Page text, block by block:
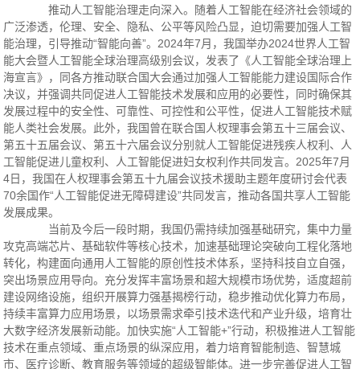
推动人工智能治理走向深入。随着人工智能在经济社会领域的
广泛渗透，伦理、安全、隐私、公平等风险凸显，迫切需要加强人工智
能治理，引导推动“智能向善”。2024年7月，我国举办2024世界人工智
能大会暨人工智能全球治理高级别会议，发表了《人工智能全球治理上
海宣言》，同各方推动联合国大会通过加强人工智能能力建设国际合作
决议，并强调共同促进人工智能技术发展和应用的必要性，同时确保其
发展过程中的安全性、可靠性、可控性和公平性，促进人工智能技术赋
能人类社会发展。此外，我国曾在联合国人权理事会第五十三届会议、
第五十五届会议、第五十六届会议分别就人工智能促进残疾人权利、人
工智能促进儿童权利、人工智能促进妇女权利作共同发言。2025年7月
4日，我国在人权理事会第五十九届会议技术援助主题年度研讨会代表
70余国作“人工智能促进无障碍建设”共同发言，推动各国共享人工智能
发展成果。
当前及今后一段时期，我国仍需持续加强基础研究，集中力量
攻克高端芯片、基础软件等核心技术，加速基础理论突破向工程化落地
转化，构建面向通用人工智能的原创性技术体系，坚持科技自立自强，
突出场景应用导向。充分发挥丰富场景和超大规模市场优势，适度超前
建设网络设施，组织开展算力强基揭榜行动，稳步推动优化算力布局，
持续丰富算力应用场景，以场景需求牵引技术迭代和产业升级，培育壮
大数字经济发展新动能。加快实施“人工智能+”行动，积极推进人工智能
技术在重点领域、重点场景的纵深应用，着力培育智能制造、智慧城
市、医疗诊断、教育服务等领域的超级智能体。进一步完善促进人工智